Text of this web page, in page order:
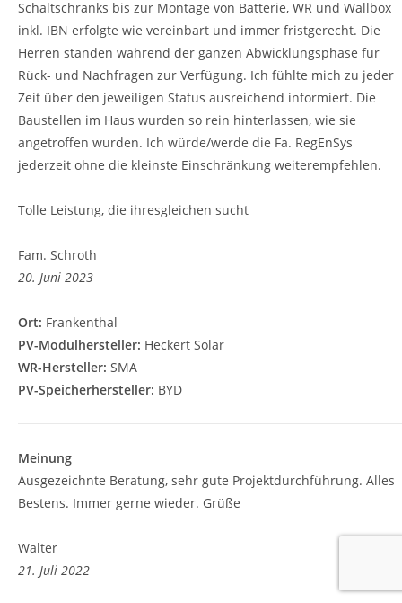
Schaltschranks bis zur Montage von Batterie, WR und Wallbox
inkl. IBN erfolgte wie vereinbart und immer fristgerecht. Die
Herren standen während der ganzen Abwicklungsphase für
Rück- und Nachfragen zur Verfügung. Ich fühlte mich zu jeder
Zeit über den jeweiligen Status ausreichend informiert. Die
Baustellen im Haus wurden so rein hinterlassen, wie sie
angetroffen wurden. Ich würde/werde die Fa. RegEnSys
jederzeit ohne die kleinste Einschränkung weiterempfehlen.
Tolle Leistung, die ihresgleichen sucht
Fam. Schroth
20. Juni 2023
Ort: Frankenthal
PV-Modulhersteller: Heckert Solar
WR-Hersteller: SMA
PV-Speicherhersteller: BYD
Meinung
Ausgezeichnte Beratung, sehr gute Projektdurchführung. Alles
Bestens. Immer gerne wieder. Grüße
Walter
21. Juli 2022